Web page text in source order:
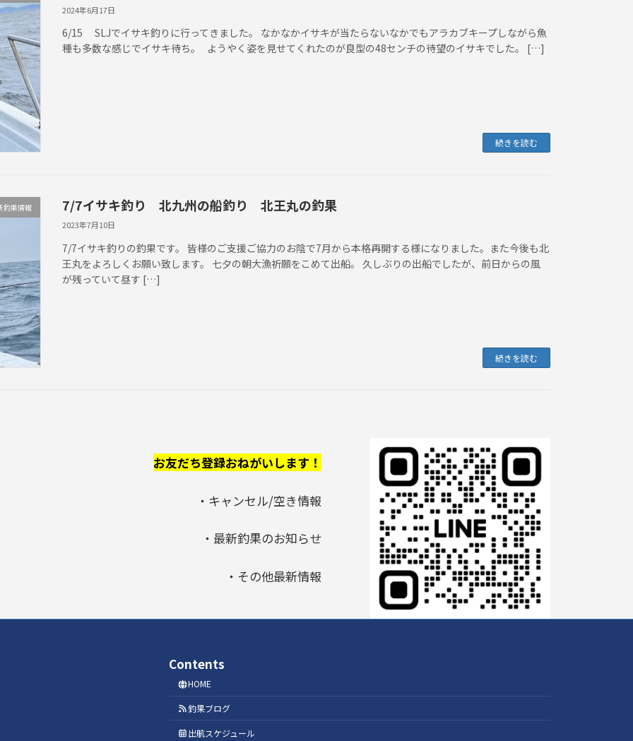
2024年6月17日
6/15 SLJでイサキ釣りに行ってきました。 なかなかイサキが当たらないなかでもアラカブキープしながら魚
種も多数な感じでイサキ待ち。 ようやく姿を見せてくれたのが良型の48センチの待望のイサキでした。 […]
続きを読む
釣果情報 7/7イサキ釣り 北九州の船釣り 北王丸の釣果
2023年7月10日
7/7イサキ釣りの釣果です。 皆様のご支援ご協力のお陰で7月から本格再開する様になりました。また今後も北
王丸をよろしくお願い致します。 七夕の朝大漁祈願をこめて出船。 久しぶりの出船でしたが、前日からの風
が残っていて昼す […]
続きを読む
お友だち登録おねがいします！
・キャンセル/空き情報
・最新釣果のお知らせ
・その他最新情報
Contents
HOME
釣果ブログ
出航スケジュール